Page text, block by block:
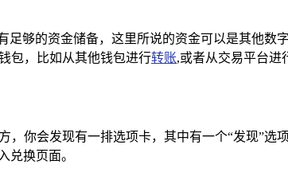
足够的资金储备，这里所说的资金可以是其他
包，比如从其他钱包进行转账,或者从交易平台进
，你会发现有一排选项卡，其中有一个“发现”
兑换页面。